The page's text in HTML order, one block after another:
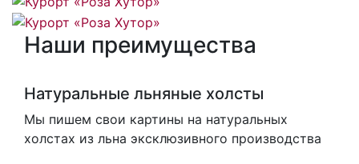
Наши преимущества
Натуральные льняные холсты
Мы пишем свои картины на натуральных
холстах из льна эксклюзивного производства